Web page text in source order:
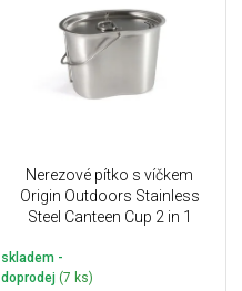
Nerezové pítko s víčkem
Origin Outdoors Stainless
Steel Canteen Cup 2 in 1
skladem -
doprodej (7 ks)